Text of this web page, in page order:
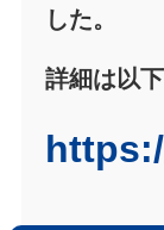
した。
詳細は以